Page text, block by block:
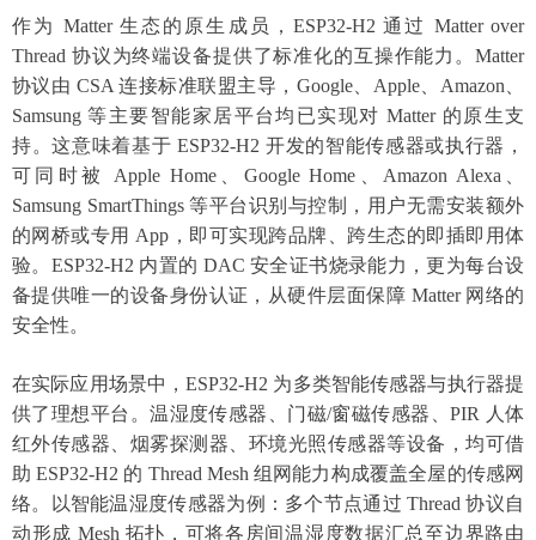
作为 Matter 生态的原生成员，ESP32-H2 通过 Matter over
Thread 协议为终端设备提供了标准化的互操作能力。Matter
协议由 CSA 连接标准联盟主导，Google、Apple、Amazon、
Samsung 等主要智能家居平台均已实现对 Matter 的原生支
持。这意味着基于 ESP32-H2 开发的智能传感器或执行器，
可同时被 Apple Home、Google Home、Amazon Alexa、
Samsung SmartThings 等平台识别与控制，用户无需安装额外
的网桥或专用 App，即可实现跨品牌、跨生态的即插即用体
验。ESP32-H2 内置的 DAC 安全证书烧录能力，更为每台设
备提供唯一的设备身份认证，从硬件层面保障 Matter 网络的
安全性。
在实际应用场景中，ESP32-H2 为多类智能传感器与执行器提
供了理想平台。温湿度传感器、门磁/窗磁传感器、PIR 人体
红外传感器、烟雾探测器、环境光照传感器等设备，均可借
助 ESP32-H2 的 Thread Mesh 组网能力构成覆盖全屋的传感网
络。以智能温湿度传感器为例：多个节点通过 Thread 协议自
动形成 Mesh 拓扑，可将各房间温湿度数据汇总至边界路由